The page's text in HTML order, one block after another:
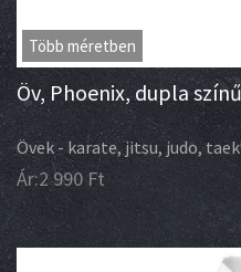
Több méretben
Öv, Phoenix, dupla
Övek - karate, jitsu, judo,
Ár:2 990Ft